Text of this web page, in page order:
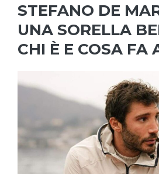
STEFANO DE
UNA SORELLA
CHI È E COSA FA